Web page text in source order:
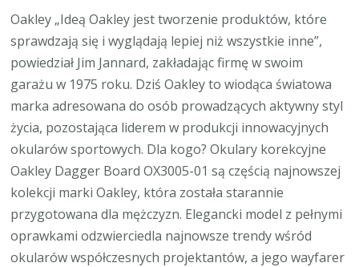
Oakley „Ideą Oakley jest tworzenie produktów, które
sprawdzają się i wyglądają lepiej niż wszystkie inne”,
powiedział Jim Jannard, zakładając firmę w swoim
garażu w 1975 roku. Dziś Oakley to wiodąca światowa
marka adresowana do osób prowadzących aktywny styl
życia, pozostająca liderem w produkcji innowacyjnych
okularów sportowych. Dla kogo? Okulary korekcyjne
Oakley Dagger Board OX3005-01 są częścią najnowszej
kolekcji marki Oakley, która została starannie
przygotowana dla mężczyzn. Elegancki model z pełnymi
oprawkami odzwierciedla najnowsze trendy wśród
okularów współczesnych projektantów, a jego wayfarer